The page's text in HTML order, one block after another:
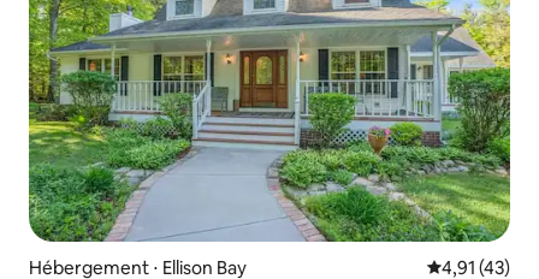
Hébergement ⋅ Ellison Bay Évaluation
4,91 (43)